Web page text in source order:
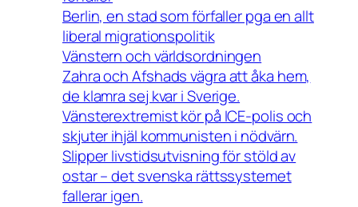
Berlin, en stad som förfaller pga en allt
liberal migrationspolitik
Vänstern och världsordningen
Zahra och Afshads vägra att åka hem,
de klamra sej kvar i Sverige.
Vänsterextremist kör på ICE-polis och
skjuter ihjäl kommunisten i nödvärn.
Slipper livstidsutvisning för stöld av
ostar – det svenska rättssystemet
fallerar igen.